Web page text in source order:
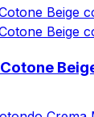
Cotone